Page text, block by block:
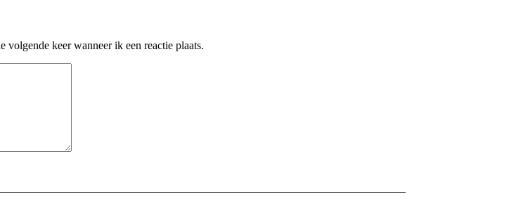
keer wanneer ik een reactie plaats.